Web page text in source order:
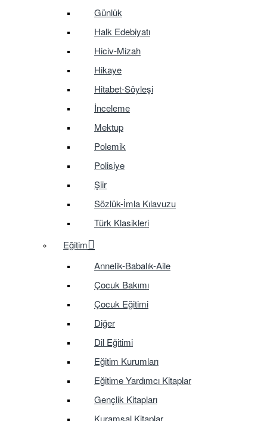
Günlük
Halk Edebiyatı
Hiciv-Mizah
Hikaye
Hitabet-Söyleşi
İnceleme
Mektup
Polemik
Polisiye
Şiir
Sözlük-İmla Kılavuzu
Türk Klasikleri
Eğitim
Annelik-Babalık-Aile
Çocuk Bakımı
Çocuk Eğitimi
Diğer
Dil Eğitimi
Eğitim Kurumları
Eğitime Yardımcı Kitaplar
Gençlik Kitapları
Kuramsal Kitaplar